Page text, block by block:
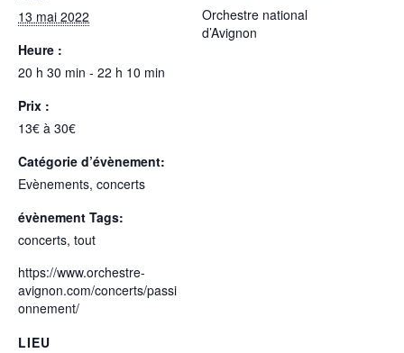
13 mai 2022
Heure :
20 h 30 min - 22 h 10 min
Prix :
13€ à 30€
Catégorie d’évènement:
Evènements, concerts
évènement Tags:
concerts, tout
https://www.orchestre-
avignon.com/concerts/passi
onnement/
LIEU
Orchestre national
d’Avignon